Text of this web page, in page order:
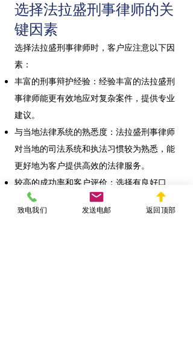
选择法拉盛刑事律师的关
键因素
选择法拉盛刑事律师时，客户应注意以下因
素：
丰富的刑事辩护经验：经验丰富的法拉盛刑
事律师能更有效地应对复杂案件，提供专业
建议。
与当地法律系统的熟悉度：法拉盛刑事律师
对当地的司法系统和执法习惯较为熟悉，能
更好地为客户提供高效的法律服务。
较高的成功率和客户评价：选择有良好口
碑、成功率较高的法拉盛刑事律师，可以增
加案件的获胜可能。
致电我们 发送电邮 返回顶部